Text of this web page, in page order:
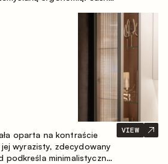
oparta na kontraście
wyrazisty, zdecydowany
podkreśla minimalistyczny i
VIEW